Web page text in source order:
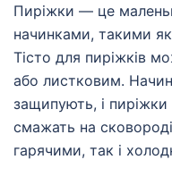
Пиріжки — це
начинками, такими
Тісто для пиріжків
або листковим.
защипують, і пиріжки
смажать на
гарячими, так і